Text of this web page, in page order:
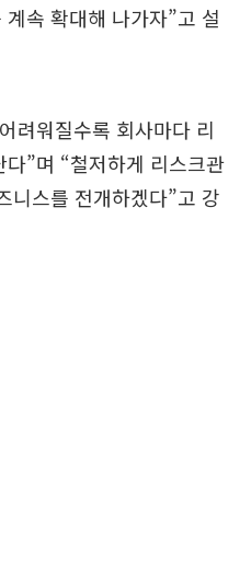
속 확대해 나가자”고 설
려워질수록 회사마다 리
”며 “철저하게 리스크관
니스를 전개하겠다”고 강